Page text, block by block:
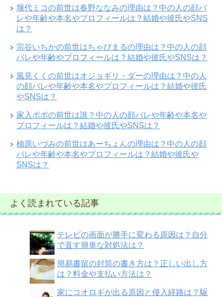
堰代ミコの前世は春野ななみの理由は？中の人の顔バ
レや年齢や本名やプロフィールは？結婚や彼氏やSNS
は？
宗谷いちかの前世はちゃぴまるの理由は？中の人の顔
バレや年齢やプロフィールは？結婚や彼氏やSNSは？
風見くくの前世はオジョギリ・ダーの理由は？中の人
の顔バレや年齢や本名やプロフィールは？結婚や彼氏
やSNSは？
家入ポポの前世は誰？中の人の顔バレや年齢や本名や
プロフィールは？結婚や彼氏やSNSは？
柚原いづみの前世はあーちょんの理由は？中の人の顔
バレや年齢や本名やプロフィールは？結婚や彼氏や
SNSは？
よく読まれている記事
テレビの画面が勝手に変わる原因は？自分
で直す簡単な対処法は？
簡易書留の封筒の書き方は？正しい出し方
は？料金や支払い方法は？
家にコオロギが出る原因と侵入経路は？駆